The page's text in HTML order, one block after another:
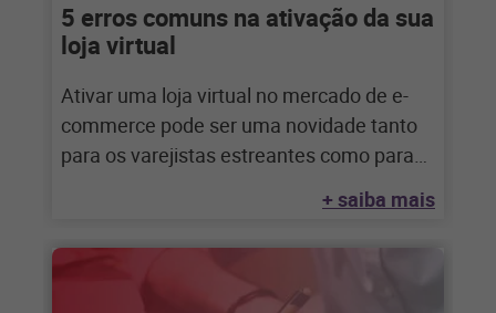
5 erros comuns na ativação da sua
loja virtual
Ativar uma loja virtual no mercado de e-
commerce pode ser uma novidade tanto
para os varejistas estreantes como para
+ saiba mais